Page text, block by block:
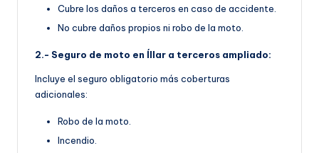
Cubre los daños a terceros en caso de accidente.
No cubre daños propios ni robo de la moto.
2.- Seguro de moto en Íllar a terceros ampliado:
Incluye el seguro obligatorio más coberturas
adicionales:
Robo de la moto.
Incendio.